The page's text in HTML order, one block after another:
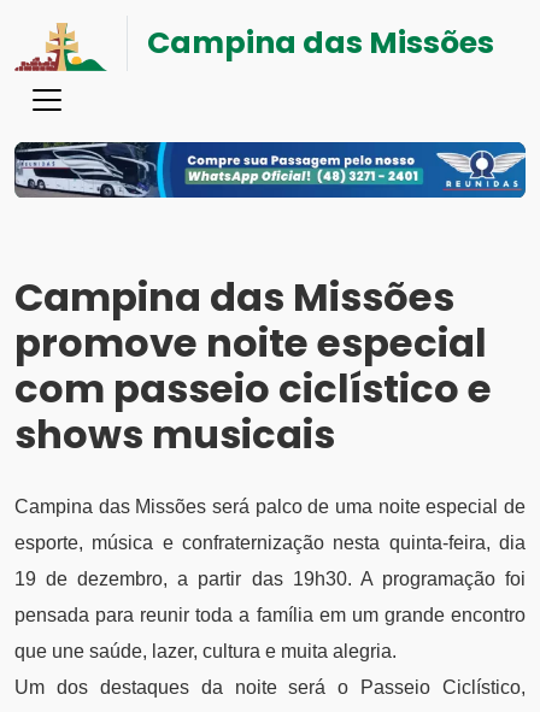
Campina das Missões
Campina das Missões
promove noite especial
com passeio ciclístico e
shows musicais
Campina das Missões será palco de uma noite especial de
esporte, música e confraternização nesta quinta-feira, dia
19 de dezembro, a partir das 19h30. A programação foi
pensada para reunir toda a família em um grande encontro
que une saúde, lazer, cultura e muita alegria.
Um dos destaques da noite será o Passeio Ciclístico,